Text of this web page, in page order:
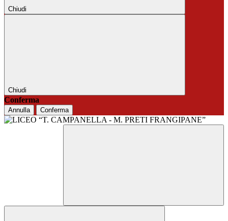
Chiudi
Chiudi
Conferma
Annulla Conferma